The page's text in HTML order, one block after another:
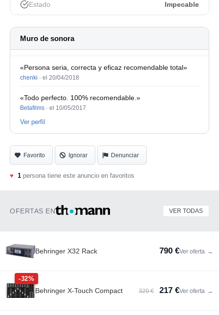
Estado Impecable
Muro de sonora
«Persona seria, correcta y eficaz recomendable total»
chenki · el 20/04/2018
«Todo perfecto. 100% recomendable.»
Betafilms · el 10/05/2017
Ver perfil
Favorito Ignorar Denunciar
♥ 1 persona tiene este anuncio en favoritos
OFERTAS EN VER TODAS
Behringer X32 Rack 790 €Ver oferta →
-32%
Behringer X-Touch Compact 320 € 217 €Ver oferta →